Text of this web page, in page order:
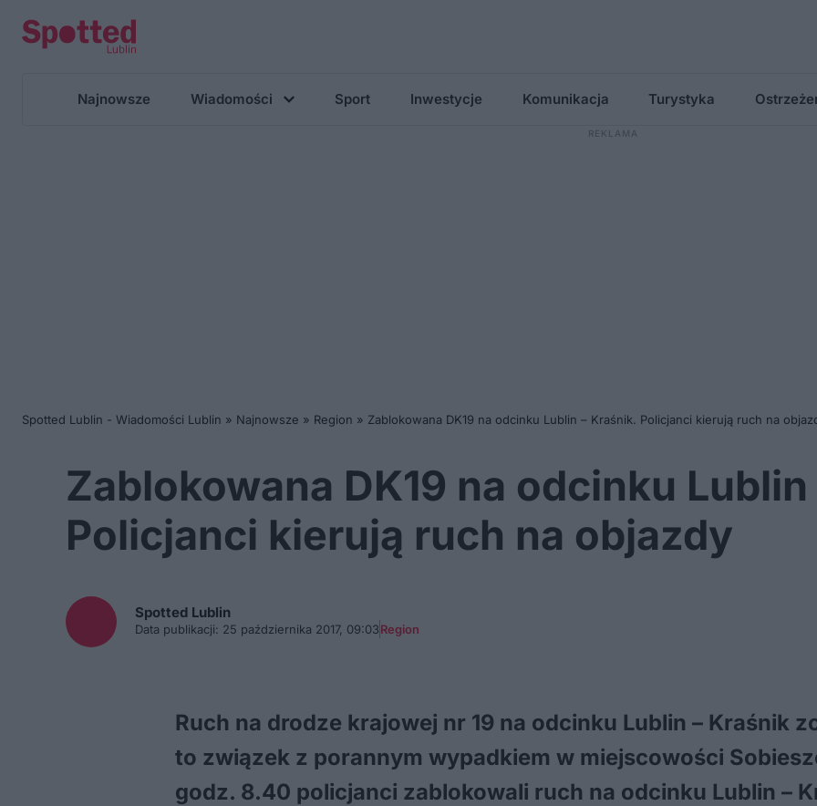
Najnowsze Wiadomości Sport Inwestycje Komunikacja Turystyka
Spotted Lublin - Wiadomości Lublin » Najnowsze » Region » Zablokowana DK19 na odcinku Lublin – Kraśnik. Policjanci kierują ruch na
Zablokowana DK19 na odcinku
Policjanci kierują ruch na objazdy
Spotted Lublin
Data publikacji: 25 października 2017, 09:03Region
Ruch na drodze krajowej nr 19 na odcinku Lublin – Kraśnik
to związek z porannym wypadkiem w miejscowości
godz. 8.40 policjanci zablokowali ruch na odcinku Lublin –